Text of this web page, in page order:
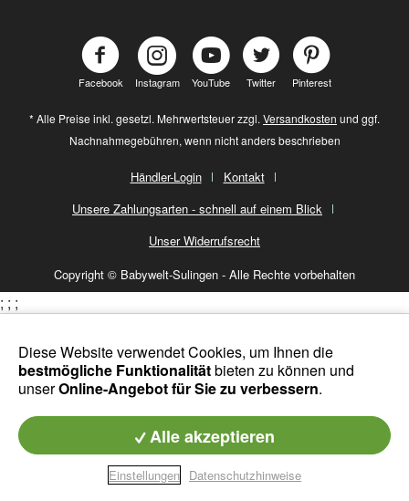
Facebook Instagram YouTube Twitter Pinterest
* Alle Preise inkl. gesetzl. Mehrwertsteuer zzgl. Versandkosten und ggf.
Nachnahmegebühren, wenn nicht anders beschrieben
Händler-Login
Kontakt
Unsere Zahlungsarten - schnell auf einem Blick
Unser Widerrufsrecht
Copyright © Babywelt-Sulingen - Alle Rechte vorbehalten
Diese Website verwendet Cookies, um Ihnen die
bestmögliche Funktionalitätbieten zu können und
unserOnline-Angebot für Sie zu verbessern.
Alle akzeptieren
Einstellungen Datenschutzhinweise
; ; ;